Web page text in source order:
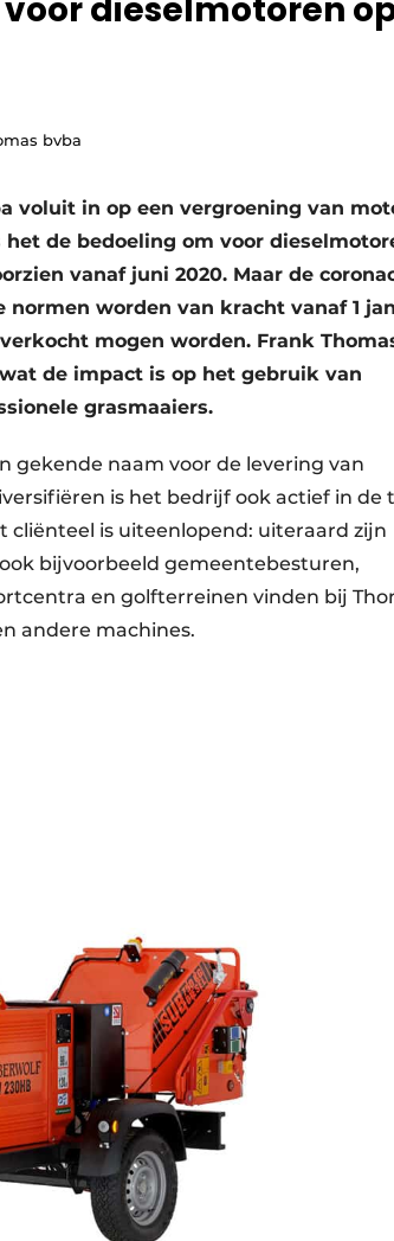
dieselmotoren
bvba
voluit in op een vergroening van
de bedoeling om voor
vanaf juni 2020. Maar de
worden van kracht vanaf 1
mogen worden. Frank
de impact is op het gebruik van
grasmaaiers.
gekende naam voor de levering van
is het bedrijf ook actief in de
cliënteel is uiteenlopend: uiteraard zijn
bijvoorbeeld gemeentebesturen,
en golfterreinen vinden bij
andere machines.